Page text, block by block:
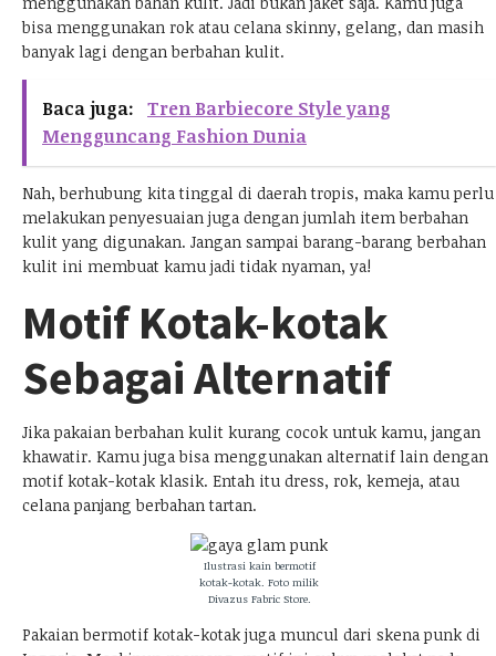
bisa menggunakan rok atau celana skinny, gelang, dan masih
banyak lagi dengan berbahan kulit.
Baca juga: Tren Barbiecore Style yang
Mengguncang Fashion Dunia
Nah, berhubung kita tinggal di daerah tropis, maka kamu perlu
melakukan penyesuaian juga dengan jumlah item berbahan
kulit yang digunakan. Jangan sampai barang-barang berbahan
kulit ini membuat kamu jadi tidak nyaman, ya!
Motif Kotak-kotak
Sebagai Alternatif
Jika pakaian berbahan kulit kurang cocok untuk kamu, jangan
khawatir. Kamu juga bisa menggunakan alternatif lain dengan
motif kotak-kotak klasik. Entah itu dress, rok, kemeja, atau
celana panjang berbahan tartan.
Ilustrasi kain bermotif
kotak-kotak. Foto milik
Divazus Fabric Store.
Pakaian bermotif kotak-kotak juga muncul dari skena punk di